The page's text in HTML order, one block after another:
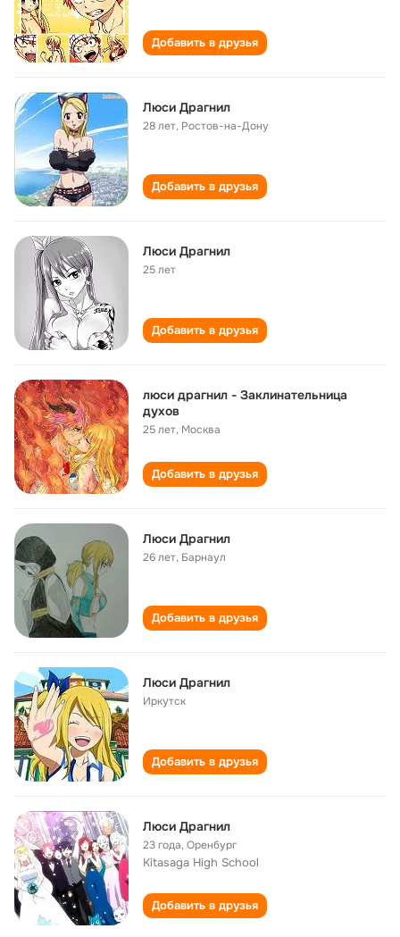
Добавить в друзья
Люси Драгнил
28 лет, Ростов-на-Дону
Добавить в друзья
Люси Драгнил
25 лет
Добавить в друзья
люси драгнил - Заклинательница
духов
25 лет, Москва
Добавить в друзья
Люси Драгнил
26 лет, Барнаул
Добавить в друзья
Люси Драгнил
Иркутск
Добавить в друзья
Люси Драгнил
23 года,Оренбург
Kitasaga High School
Добавить в друзья